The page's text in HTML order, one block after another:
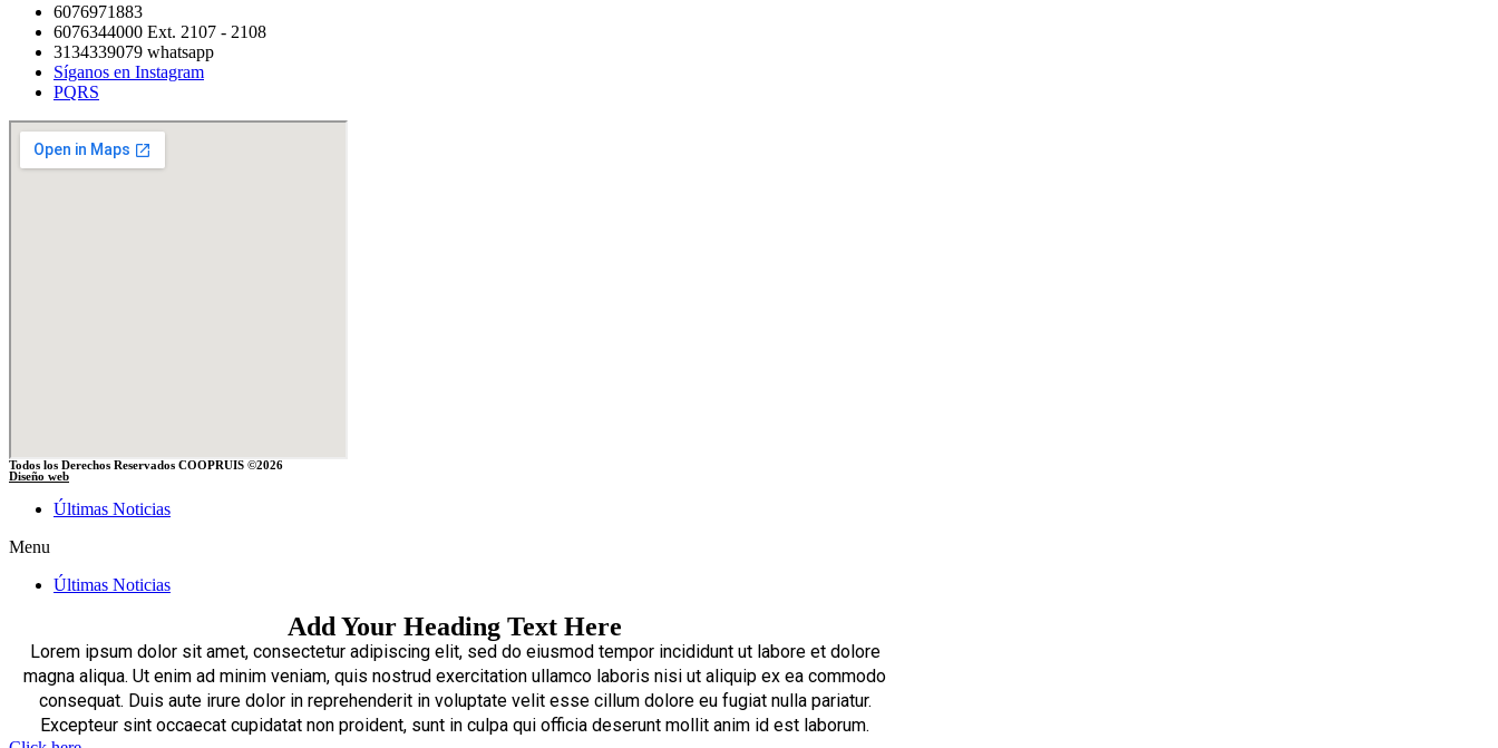
6076971883
6076344000 Ext. 2107 - 2108
3134339079 whatsapp
Síganos en Instagram
PQRS
Todos los Derechos Reservados COOPRUIS ©2026
Diseño web
Últimas Noticias
Menu
Últimas Noticias
Add Your Heading Text Here
Lorem ipsum dolor sit amet, consectetur adipiscing elit, sed do eiusmod tempor incididunt ut labore et dolore
magna aliqua. Ut enim ad minim veniam, quis nostrud exercitation ullamco laboris nisi ut aliquip ex ea commodo
consequat. Duis aute irure dolor in reprehenderit in voluptate velit esse cillum dolore eu fugiat nulla pariatur.
Excepteur sint occaecat cupidatat non proident, sunt in culpa qui officia deserunt mollit anim id est laborum.